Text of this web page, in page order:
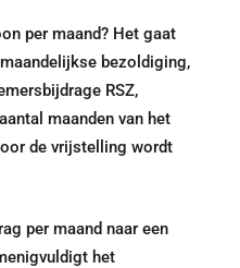
per maand? Het gaat
bezoldiging,
RSZ,
maanden van het
de vrijstelling wordt
per maand naar een
het